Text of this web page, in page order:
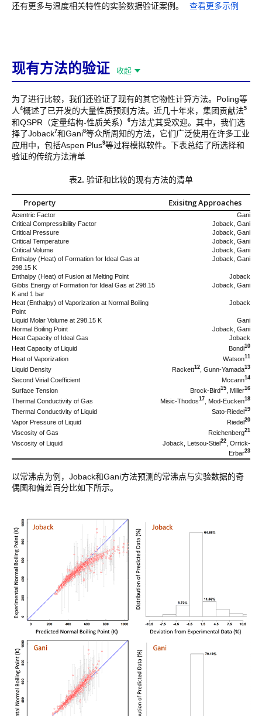
还有更多与温度相关特性的实验数据验证案例。
查看更多示例
现有方法的验证 收起
为了进行比较，我们还验证了现有的其它物性计算方法。Poling等
人 4概述了已开发的大量性质预测方法。近几十年来，集团贡献法5
和QSPR（定量结构-性质关系） 6方法尤其受欢迎。其中，我们选
择了Joback7和Gani8等众所周知的方法，它们广泛使用在许多工业
应用中，包括Aspen Plus9等过程模拟软件。下表总结了所选择和
验证的传统方法清单
表2. 验证和比较的现有方法的清单
Property Exisitng Approaches
Acentric Factor
Gani
Critical Compressibility Factor
Joback, Gani
Critical Pressure
Joback, Gani
Critical Temperature
Joback, Gani
Critical Volume
Joback, Gani
Enthalpy (Heat) of Formation for Ideal Gas at
298.15 K
Joback, Gani
Enthalpy (Heat) of Fusion at Melting Point
Joback
Gibbs Energy of Formation for Ideal Gas at 298.15
K and 1 bar
Joback, Gani
Heat (Enthalpy) of Vaporization at Normal Boiling
Point
Joback
Liquid Molar Volume at 298.15 K
Gani
Normal Boiling Point
Joback, Gani
Heat Capacity of Ideal Gas
Joback
Heat Capacity of Liquid
Bondi10
Heat of Vaporization Watson11
Liquid Density Rackett12 , Gunn-Yamada13
Second Virial Coefficient Mccann14
Surface Tension Brock-Bird15 , Miller16
Thermal Conductivity of Gas Misic-Thodos17 , Mod-Eucken18
Thermal Conductivity of Liquid Sato-Riedel19
Vapor Pressure of Liquid Riedel20
Viscosity of Gas Reichenberg21
Viscosity of Liquid Joback, Letsou-Stiel22 , Orrick-
Erbar23
以常沸点为例，Joback和Gani方法预测的常沸点与实验数据的奇
偶图和偏差百分比如下所示。